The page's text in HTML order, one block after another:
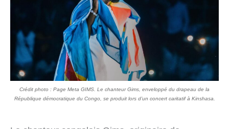
Crédit photo : Page Meta GIMS. Le chanteur Gims, enveloppé du drapeau de la
République démocratique du Congo, se produit lors d’un concert caritatif à Kinshasa.